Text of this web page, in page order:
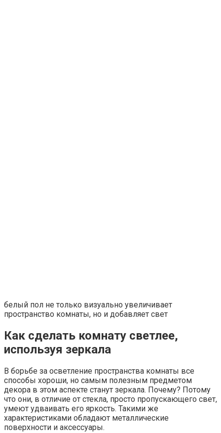
белый пол не только визуально увеличивает
пространство комнаты, но и добавляет свет
Как сделать комнату светлее,
используя зеркала
В борьбе за осветление пространства комнаты все
способы хороши, но самым полезным предметом
декора в этом аспекте станут зеркала. Почему? Потому
что они, в отличие от стекла, просто пропускающего свет,
умеют удваивать его яркость. Такими же
характеристиками обладают металлические
поверхности и аксессуары.